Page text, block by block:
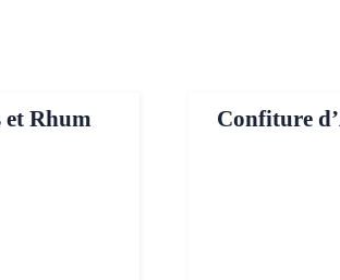
et Rhum
Confiture